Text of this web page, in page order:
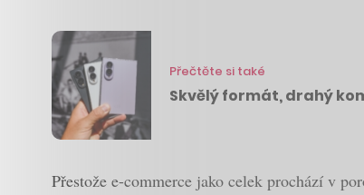
Přečtěte si také
Skvělý formát, drahý
Přestože e-commerce jako celek prochází v